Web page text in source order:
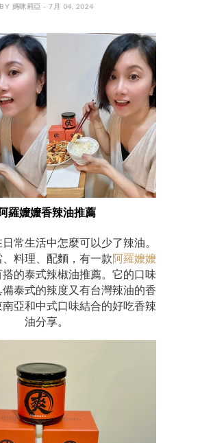
BY 媽咪莉亞 - 7月 04, 2024
羅嬤嬤香辣油推薦
常生活中怎麼可以少了辣油。
料理、配麵，有一款阿羅嬤嬤
搭的泰式辣椒油推薦。它的口味
泰式的辣度又有台灣辣油的香
亞和中式口味結合的好吃香辣
油分享。